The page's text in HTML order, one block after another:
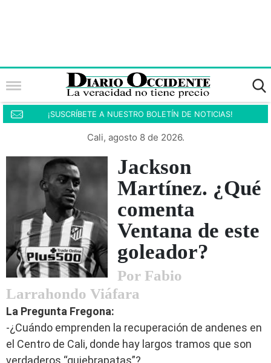
¡SUSCRÍBETE A NUESTRO BOLETÍN DE NOTICIAS!
Cali, agosto 8 de 2026.
Jackson
Martínez. ¿Qué
comenta
Ventana de este
goleador?
Por Fabio
Larrahondo Viáfara
La Pregunta Fregona:
-¿Cuándo emprenden la recuperación de andenes en
el Centro de Cali, donde hay largos tramos que son
verdaderos “quiebrapatas”?